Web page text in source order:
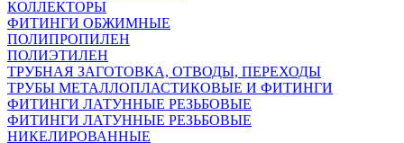
КОЛЛЕКТОРЫ
ФИТИНГИ ОБЖИМНЫЕ
ПОЛИПРОПИЛЕН
ПОЛИЭТИЛЕН
ТРУБНАЯ ЗАГОТОВКА, ОТВОДЫ, ПЕРЕХОДЫ
ТРУБЫ МЕТАЛЛОПЛАСТИКОВЫЕ И ФИТИНГИ
ФИТИНГИ ЛАТУННЫЕ РЕЗЬБОВЫЕ
ФИТИНГИ ЛАТУННЫЕ РЕЗЬБОВЫЕ
НИКЕЛИРОВАННЫЕ